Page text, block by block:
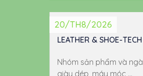
20/TH8/2026
LEATHER & SHOE-
Nhóm sản phẩm và
giày dép, máy móc ...